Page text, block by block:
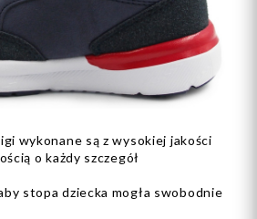
wykonane są z wysokiej jakości
o każdy szczegół
stopa dziecka mogła swobodnie